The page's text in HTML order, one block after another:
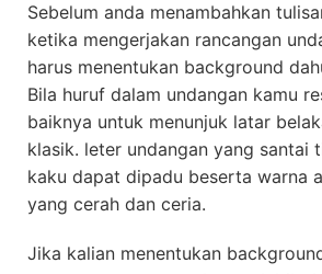
Sebelum anda menambahkan
ketika mengerjakan rancangan
harus menentukan background
Bila huruf dalam undangan kamu
baiknya untuk menunjuk latar
klasik. leter undangan yang santai
kaku dapat dipadu beserta warna
yang cerah dan ceria.
Jika kalian menentukan